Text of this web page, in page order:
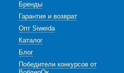
Бренды
Гарантия и возврат
Опт Siweida
Каталог
Блог
Победители конкурсов от